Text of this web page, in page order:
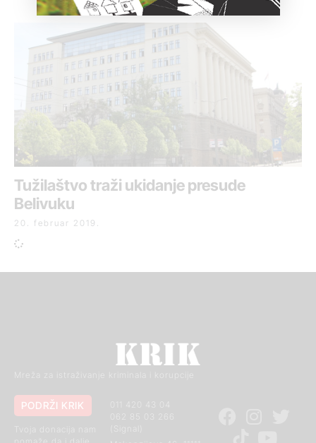
Tužilaštvo traži ukidanje presude
Belivuku
20. februar 2019.
Mreža za istraživanje kriminala i korupcije
011 420 43 04
PODRŽI KRIK